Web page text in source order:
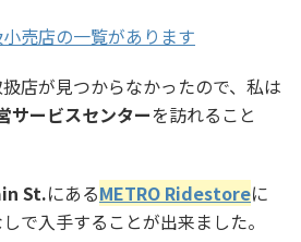
売店の一覧があります
店が見つからなかったので、私は
サービスセンターを訪れること
St.にあるMETRO Ridestoreに
で入手することが出来ました。